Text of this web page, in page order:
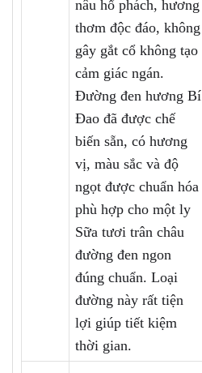
nâu hổ phách, hương
thơm độc đáo, không
gây gắt cổ không tạo
cảm giác ngán.
Đường đen hương Bí
Đao đã được chế
biến sẵn, có hương
vị, màu sắc và độ
ngọt được chuẩn hóa
phù hợp cho một ly
Sữa tươi trân châu
đường đen ngon
đúng chuẩn. Loại
đường này rất tiện
lợi giúp tiết kiệm
thời gian.